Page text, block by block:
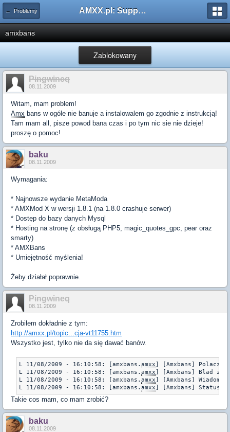
← Problemy AMXX.pl: Support AMX Mod X i SourceMod
amxbans
Zablokowany
Pingwineq
08.11.2009
Witam, mam problem!
Amx bans w ogóle nie banuje a instalowalem go zgodnie z instrukcją!
Tam mam all, pisze powod bana czas i po tym nic sie nie dzieje!
proszę o pomoc!
baku
08.11.2009
Wymagania:
* Najnowsze wydanie MetaModa
* AMXMod X w wersji 1.8.1 (na 1.8.0 crashuje serwer)
* Dostęp do bazy danych Mysql
* Hosting na stronę (z obsługą PHP5, magic_quotes_gpc, pear oraz
smarty)
* AMXBans
* Umiejętność myślenia!
Żeby działał poprawnie.
Pingwineq
08.11.2009
Zrobiłem dokładnie z tym:
http://amxx.pl/topic...cja-vt11755.htm
Wszystko jest, tylko nie da się dawać banów.
L 11/08/2009 - 16:10:58: [amxbans. amxx] [Amxbans]
L 11/08/2009 - 16:10:58: [amxbans. amxx] [Amxbans] Blad
L 11/08/2009 - 16:10:58: [amxbans. amxx] [Amxbans]
L 11/08/2009 - 16:10:58: [amxbans. amxx] [Amxbans] Status
Takie cos mam, co mam zrobić?
baku
08.11.2009